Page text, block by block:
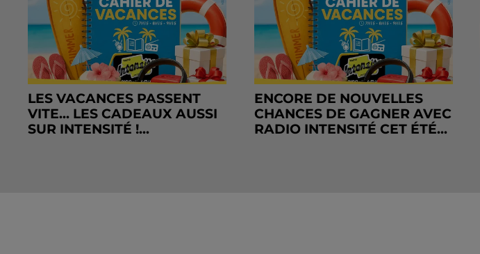
LES VACANCES PASSENT
VITE... LES CADEAUX AUSSI
SUR INTENSITÉ !...
ENCORE DE NOUVELLES
CHANCES DE GAGNER AVEC
RADIO INTENSITÉ CET ÉTÉ...